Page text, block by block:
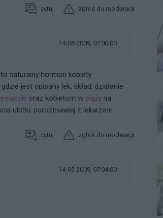
cytuj zgłoś do moderacji
14-05-2009, 07:00:00
naturalny hormon kobiety
jest opisany lek, skład, działanie
oraz kobietom w ciąży na
ulotki, porozmawiaj z lekarzem.
cytuj zgłoś do moderacji
14-05-2009, 07:04:00